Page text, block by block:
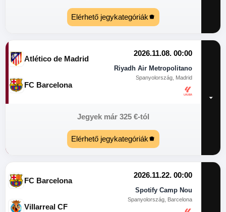
Elérhető jegykategóriák
Atlético de Madrid
2026.11.08. 00:00
Riyadh Air Metropolitano
Spanyolország, Madrid
FC Barcelona
Jegyek már 325 €-tól
Elérhető jegykategóriák
FC Barcelona
2026.11.22. 00:00
Spotify Camp Nou
Spanyolország, Barcelona
Villarreal CF